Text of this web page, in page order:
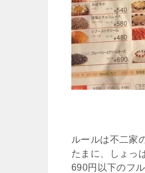
ルールは不二家
たまに、しょっ
690円以下のフ